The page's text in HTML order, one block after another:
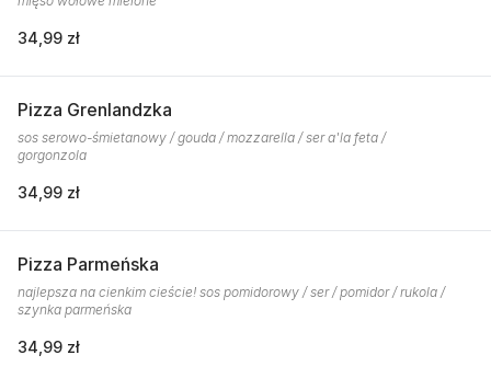
34,99 zł
Pizza Grenlandzka
sos serowo-śmietanowy / gouda / mozzarella / ser a'la feta /
gorgonzola
34,99 zł
Pizza Parmeńska
najlepsza na cienkim cieście! sos pomidorowy / ser / pomidor / rukola /
szynka parmeńska
34,99 zł